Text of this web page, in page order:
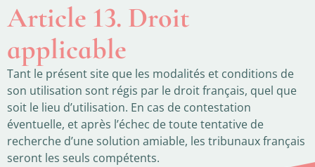
Article 13. Droit
applicable
Tant le présent site que les modalités et conditions de
son utilisation sont régis par le droit français, quel que
soit le lieu d’utilisation. En cas de contestation
éventuelle, et après l’échec de toute tentative de
recherche d’une solution amiable, les tribunaux français
seront les seuls compétents.